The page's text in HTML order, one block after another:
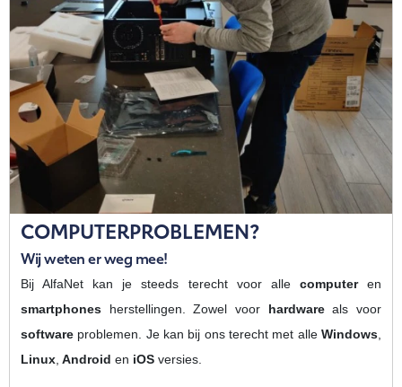
COMPUTERPROBLEMEN?
Wij weten er weg mee!
Bij AlfaNet kan je steeds terecht voor alle computeren
smartphones herstellingen. Zowel voor hardwareals voor
software problemen. Je kan bij ons terecht met alleWindows,
Linux, Android en iOS versies.